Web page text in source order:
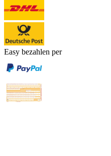
Easy bezahlen per